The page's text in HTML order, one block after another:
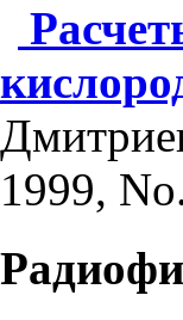
1999,